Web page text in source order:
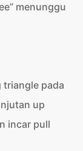
menunggu
triangle pada
up
incar pull